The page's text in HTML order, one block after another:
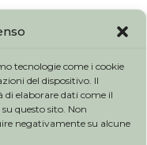
tecnologie come i cookie
del dispositivo. Il
di elaborare dati come il
questo sito. Non
negativamente su alcune
patogenicità (H5N1)
e farmaci basati su